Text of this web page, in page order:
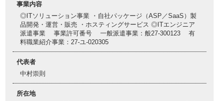
事業内容
◎ITソリューション事業 ・自社パッケージ（ASP／SaaS）製
品開発・運営・販売 ・ホスティングサービス ◎ITエンジニア
派遣事業 事業許可番号 一般派遣事業：般27-300123 有
料職業紹介事業：27-ユ-020305
代表者
中村崇則
所在地